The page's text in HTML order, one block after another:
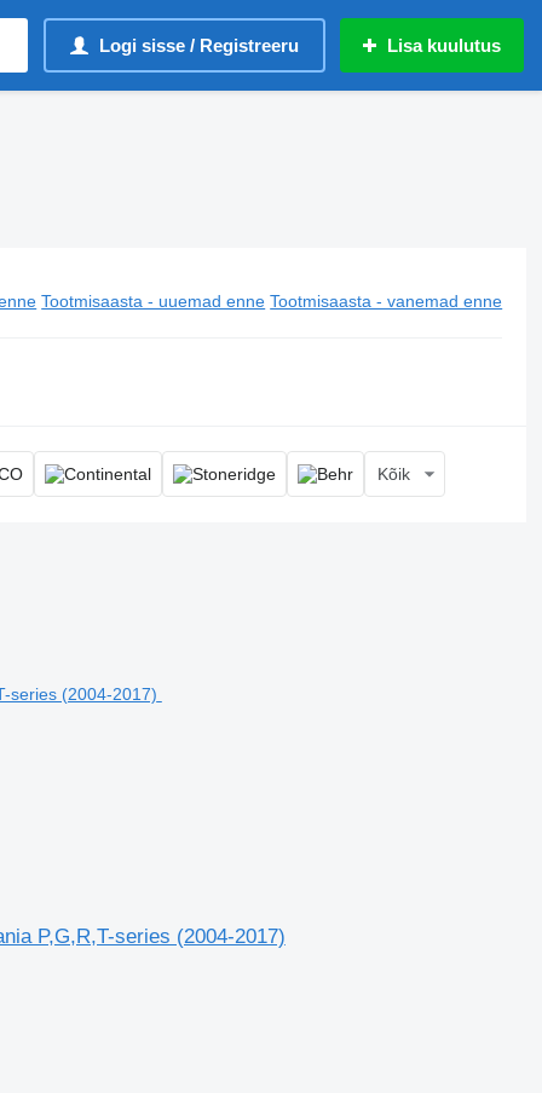
Logi sisse / Registreeru Lisa kuulutus
Tootmisaasta - uuemad enne Tootmisaasta - vanemad enne
Kõik
P,G,R,T-series (2004-2017)